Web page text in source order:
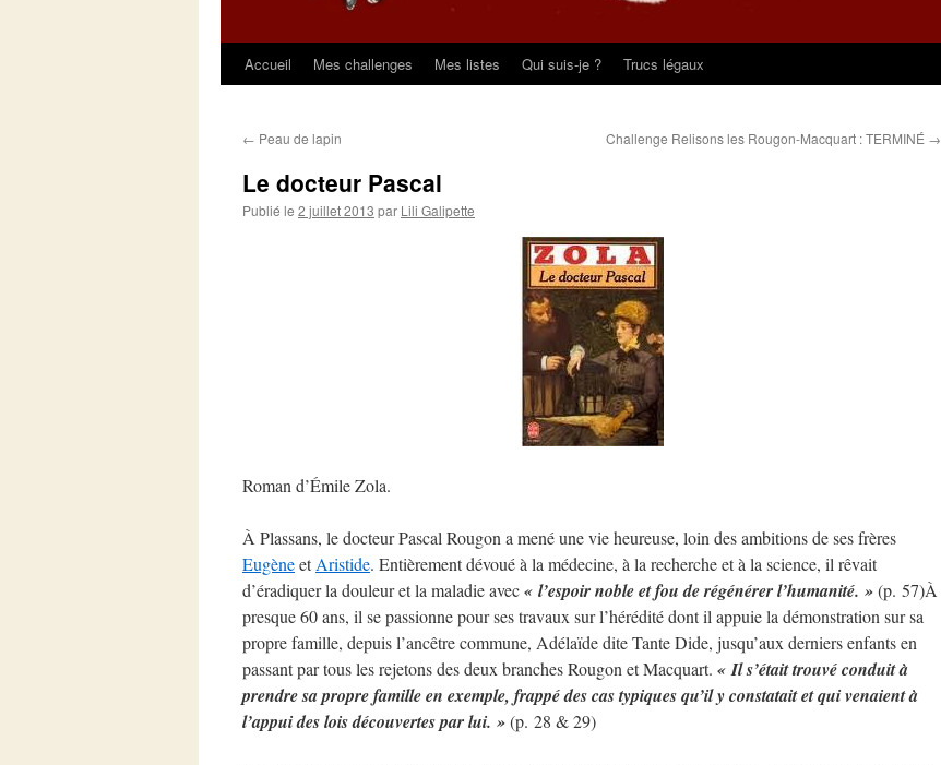
Aller
contenu
Accueil Mes challenges Mes listes Qui suis-je ? Trucs légaux
← Peau de lapin Challenge Relisons les Rougon-Macquart : TERMINÉ →
Le docteur Pascal
Publié le 2 juillet 2013 par Lili Galipette
Roman d’Émile Zola.
À Plassans, le docteur Pascal Rougon a mené une vie heureuse, loin des ambitions de ses frères
EugèneetAristide. Entièrement dévoué à la médecine, à la recherche et à la science, il rêvait
d’éradiquer la douleur et la maladie avec« l’espoir noble et fou de régénérer l’humanité. »(p. 57)À
presque 60 ans, il se passionne pour ses travaux sur l’hérédité dont il appuie la démonstration sur sa
propre famille, depuis l’ancêtre commune, Adélaïde dite Tante Dide, jusqu’aux derniers enfants en
passant par tous les rejetons des deux branches Rougon et Macquart. « Il s’était trouvé conduit à
prendre sa propre famille en exemple, frappé des cas typiques qu’il y constatait et qui venaient à
l’appui des lois découvertes par lui. »(p. 28 & 29)